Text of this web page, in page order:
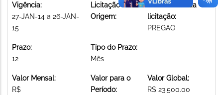
Vigência:
27-JAN-14 a 26-JAN-
15
Licitação de
Origem:
Modalidade da
licitação:
PREGAO
Prazo:
12
Tipo do Prazo:
Mês
Valor Mensal:
R$
Valor para o
Período:
Valor Global:
R$ 23,500.00